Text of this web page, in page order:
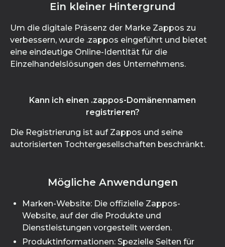
Ein kleiner Hintergrund
Um die digitale Präsenz der Marke Zappos zu
verbessern, wurde .zappos eingeführt und bietet
eine eindeutige Online-Identität für die
Einzelhandelslösungen des Unternehmens.
Kann ich einen .zappos-Domänennamen
registrieren?
Die Registrierung ist auf Zappos und seine
autorisierten Tochtergesellschaften beschränkt.
Mögliche Anwendungen
Marken-Website: Die offizielle Zappos-
Website, auf der die Produkte und
Dienstleistungen vorgestellt werden.
Produktinformationen: Spezielle Seiten für